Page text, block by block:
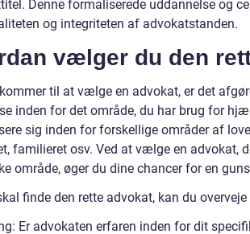
Denne formaliserede uddannelse og
og integriteten af advokatstanden.
vælger du den
til at vælge en advokat, er det
inden for det område, du har brug for
sig inden for forskellige områder af
familieret osv. Ved at vælge en advokat,
område, øger du dine chancer for en
finde den rette advokat, kan du
Er advokaten erfaren inden for dit